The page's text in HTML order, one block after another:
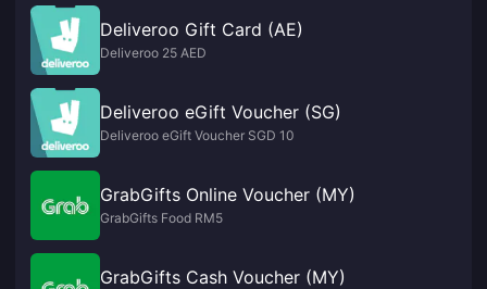
Deliveroo Gift Card (AE)
Deliveroo 25 AED
Deliveroo eGift Voucher (SG)
Deliveroo eGift Voucher SGD 10
GrabGifts Online Voucher (MY)
GrabGifts Food RM5
GrabGifts Cash Voucher (MY)